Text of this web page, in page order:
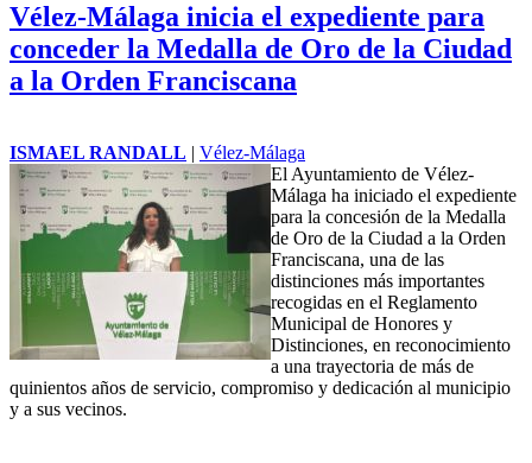
Vélez-Málaga inicia el expediente para
conceder la Medalla de Oro de la Ciudad
a la Orden Franciscana
ISMAEL RANDALL | Vélez-Málaga
El Ayuntamiento de Vélez-
Málaga ha iniciado el expediente
para la concesión de la Medalla
de Oro de la Ciudad a la Orden
Franciscana, una de las
distinciones más importantes
recogidas en el Reglamento
Municipal de Honores y
Distinciones, en reconocimiento
a una trayectoria de más de
quinientos años de servicio, compromiso y dedicación al municipio
y a sus vecinos.